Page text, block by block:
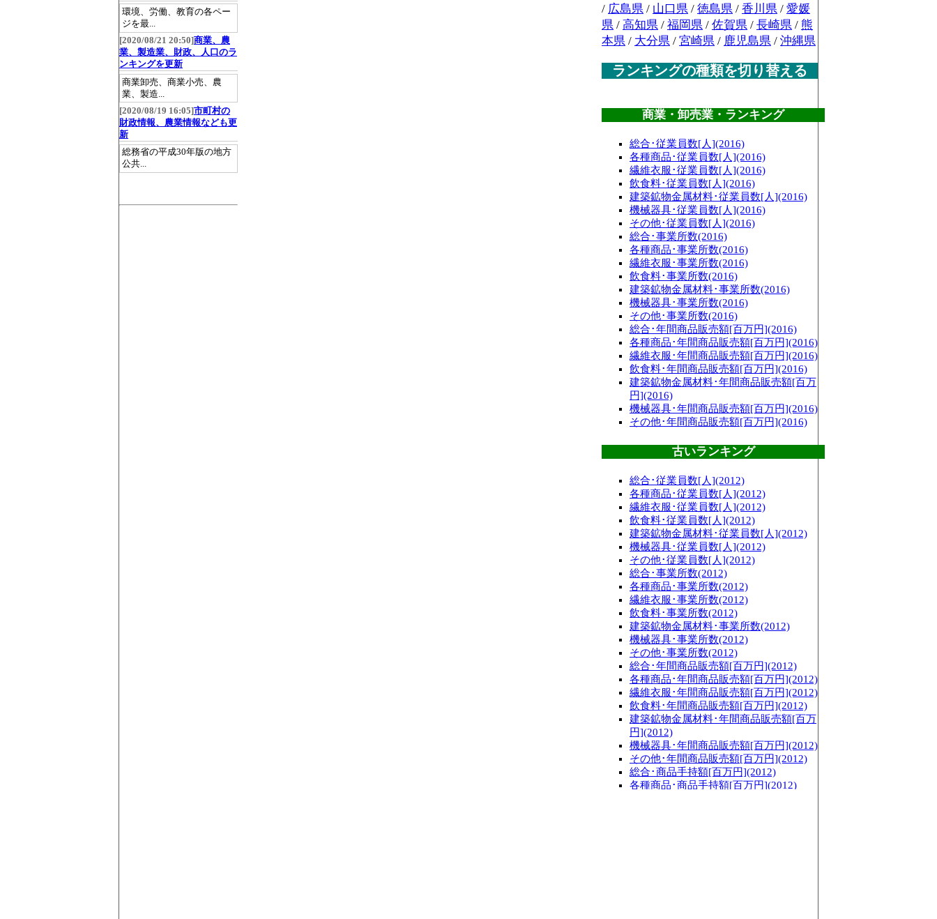
環境、労働、教育の各ペー
ジを最...
[2020/08/21 20:50]商業、農
業、製造業、財政、人口のラ
ンキングを更新
商業卸売、商業小売、農
業、製造...
[2020/08/19 16:05]市町村の
財政情報、農業情報なども更
新
総務省の平成30年版の地方
公共...
/ 広島県 / 山口県 / 徳島県 / 香川県 / 愛媛
県 / 高知県 / 福岡県 / 佐賀県 / 長崎県 / 熊
本県 / 大分県 / 宮崎県 / 鹿児島県 / 沖縄県
ランキングの種類を切り替える
商業・卸売業・ランキング
総合･従業員数[人](2016)
各種商品･従業員数[人](2016)
繊維衣服･従業員数[人](2016)
飲食料･従業員数[人](2016)
建築鉱物金属材料･従業員数[人](2016)
機械器具･従業員数[人](2016)
その他･従業員数[人](2016)
総合･事業所数(2016)
各種商品･事業所数(2016)
繊維衣服･事業所数(2016)
飲食料･事業所数(2016)
建築鉱物金属材料･事業所数(2016)
機械器具･事業所数(2016)
その他･事業所数(2016)
総合･年間商品販売額[百万円](2016)
各種商品･年間商品販売額[百万円](2016)
繊維衣服･年間商品販売額[百万円](2016)
飲食料･年間商品販売額[百万円](2016)
建築鉱物金属材料･年間商品販売額[百万
円](2016)
機械器具･年間商品販売額[百万円](2016)
その他･年間商品販売額[百万円](2016)
古いランキング
総合･従業員数[人](2012)
各種商品･従業員数[人](2012)
繊維衣服･従業員数[人](2012)
飲食料･従業員数[人](2012)
建築鉱物金属材料･従業員数[人](2012)
機械器具･従業員数[人](2012)
その他･従業員数[人](2012)
総合･事業所数(2012)
各種商品･事業所数(2012)
繊維衣服･事業所数(2012)
飲食料･事業所数(2012)
建築鉱物金属材料･事業所数(2012)
機械器具･事業所数(2012)
その他･事業所数(2012)
総合･年間商品販売額[百万円](2012)
各種商品･年間商品販売額[百万円](2012)
繊維衣服･年間商品販売額[百万円](2012)
飲食料･年間商品販売額[百万円](2012)
建築鉱物金属材料･年間商品販売額[百万
円](2012)
機械器具･年間商品販売額[百万円](2012)
その他･年間商品販売額[百万円](2012)
総合･商品手持額[百万円](2012)
各種商品･商品手持額[百万円](2012)